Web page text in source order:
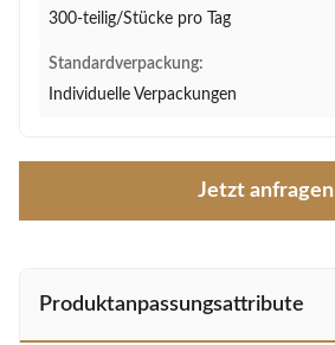
300-teilig/Stücke pro Tag
Standardverpackung:
Individuelle Verpackungen
Jetzt anfragen
Produktanpassungsattribute